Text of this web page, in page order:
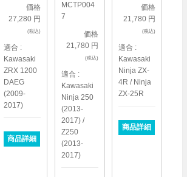
価格
27,280 円
(税込)
適合 :
Kawasaki
ZRX 1200
DAEG
(2009-
2017)
商品詳細
MCTP004
7
価格
21,780 円
(税込)
適合 :
Kawasaki
Ninja 250
(2013-
2017) /
Z250
(2013-
2017)
価格
21,780 円
(税込)
適合 :
Kawasaki
Ninja ZX-
4R / Ninja
ZX-25R
商品詳細